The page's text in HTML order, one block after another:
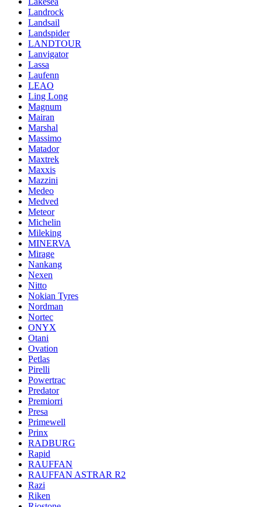
Landrock
Landsail
Landspider
LANDTOUR
Lanvigator
Lassa
Laufenn
LEAO
Ling Long
Magnum
Mairan
Marshal
Massimo
Matador
Maxtrek
Maxxis
Mazzini
Medeo
Medved
Meteor
Michelin
Mileking
MINERVA
Mirage
Nankang
Nexen
Nitto
Nokian Tyres
Nordman
Nortec
ONYX
Otani
Ovation
Petlas
Pirelli
Powertrac
Predator
Premiorri
Presa
Primewell
Prinx
RADBURG
Rapid
RAUFFAN
RAUFFAN ASTRAR R2
Razi
Riken